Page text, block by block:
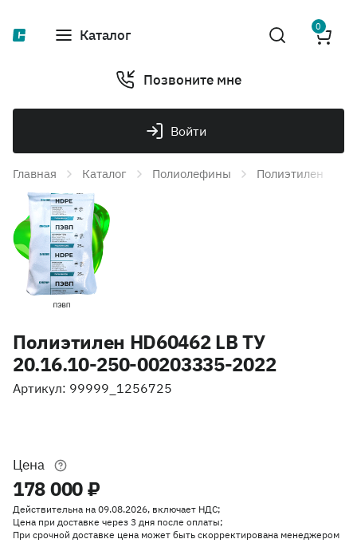
Каталог 0
Позвоните мне
Войти
Главная Каталог Полиолефины Полиэтилен
Полиэтилен HD60462 LB ТУ
20.16.10-250-00203335-2022
Артикул: 99999_1256725
Цена
178 000 ₽
Действительна на 09.08.2026, включает НДС;
Цена при доставке через 3 дня после оплаты;
При срочной доставке цена может быть скорректирована менеджером